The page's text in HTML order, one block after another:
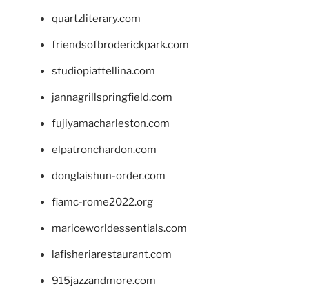
quartzliterary.com
friendsofbroderickpark.com
studiopiattellina.com
jannagrillspringfield.com
fujiyamacharleston.com
elpatronchardon.com
donglaishun-order.com
fiamc-rome2022.org
mariceworldessentials.com
lafisheriarestaurant.com
915jazzandmore.com